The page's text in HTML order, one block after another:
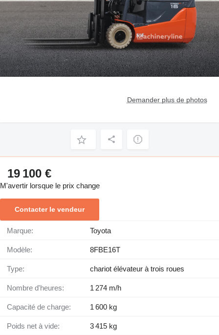
Demander plus de photos
19 100 €
M'avertir lorsque le prix change
Contacter le vendeur
Marque: Toyota
Modèle: 8FBE16T
Type: chariot élévateur à trois roues
Nombre d'heures: 1 274 m/h
Capacité de charge: 1 600 kg
Poids net à vide: 3 415 kg